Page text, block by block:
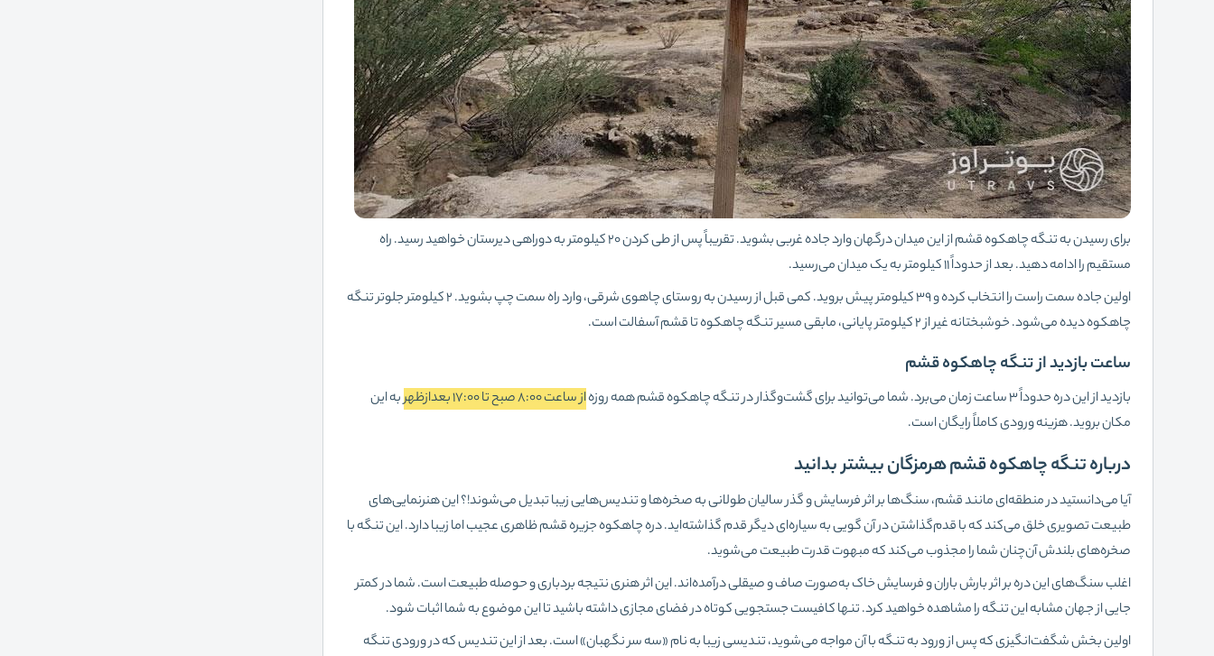
برای رسیدن به تنگه چاهکوه قشم از این میدان درگهان وارد جاده غربی بشوید. تقریباً پس از طی کردن ۲۰ کیلومتر به دوراهی دیرستان خواهید رسید. راه
مستقیم را ادامه دهید. بعد از حدوداً ۱۱ کیلومتر به یک میدان می‌رسید.
اولین جاده سمت راست را انتخاب کرده و ۳۹ کیلومتر پیش بروید. کمی قبل از رسیدن به روستای چاهوی شرقی، وارد راه سمت چپ بشوید. ۲ کیلومتر جلوتر تنگه
چاهکوه دیده می‌شود. خوشبختانه غیر از 2 کیلومتر پایانی، مابقی مسیر تنگه چاهکوه تا قشم آسفالت است.
ساعت بازدید از تنگه چاهکوه قشم
بازدید از این دره حدوداً 3 ساعت زمان می‌برد. شما می‌توانید برای گشت‌وگذار در تنگه چاهکوه قشم همه روزه از ساعت 8:00 صبح تا 17:00 بعدازظهر
به این
مکان بروید. هزینه ورودی کاملاً رایگان است.
درباره تنگه چاهکوه قشم هرمزگان بیشتر بدانید
آیا می‌دانستید در منطقه‌ای مانند قشم، سنگ‌ها بر اثر فرسایش و گذر سالیان طولانی به صخره‌ها و تندیس‌هایی زیبا تبدیل می‌شوند!؟ این هنرنمایی‌های
طبیعت تصویری خلق می‌کند که با قدم‌گذاشتن در آن گویی به سیاره‌ای دیگر قدم گذاشته‌اید. دره چاهکوه جزیره قشم ظاهری عجیب اما زیبا دارد. این تنگه با
صخره‌های بلندش آن‌‌چنان شما را مجذوب می‌کند که مبهوت قدرت طبیعت می‌شوید.
اغلب سنگ‌های این دره بر اثر بارش باران و فرسایش خاک به‌صورت صاف و صیقلی درآمده‌اند. این اثر هنری نتیجه بردباری و حوصله طبیعت است. شما در کمتر
جایی از جهان مشابه این تنگه را مشاهده خواهید کرد. تنها کافیست جستجویی کوتاه در فضای مجازی داشته باشید تا این موضوع به شما اثبات شود.
اولین بخش شگفت‌انگیزی که پس از ورود به تنگه با آن مواجه می‌شوید، تندیسی زیبا به نام «سه سر نگهبان» است. بعد از این تندیس که در ورودی تنگه